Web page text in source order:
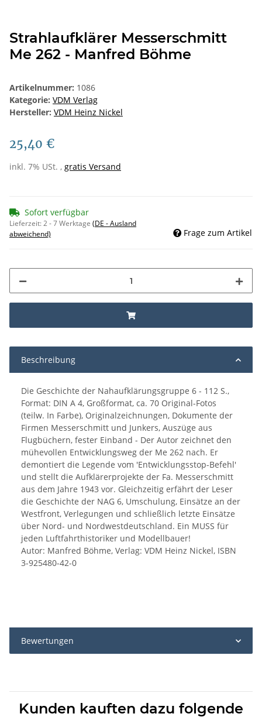
Strahlaufklärer Messerschmitt
Me 262 - Manfred Böhme
Artikelnummer: 1086
Kategorie: VDM Verlag
Hersteller: VDM Heinz Nickel
25,40 €
inkl. 7% USt. , gratis Versand
Sofort verfügbar
Lieferzeit:2 - 7 Werktage (DE - Ausland
abweichend)
Frage zum Artikel
Beschreibung
Die Geschichte der Nahaufklärungsgruppe 6 - 112 S.,
Format: DIN A 4, Großformat, ca. 70 Original-Fotos
(teilw. In Farbe), Originalzeichnungen, Dokumente der
Firmen Messerschmitt und Junkers, Auszüge aus
Flugbüchern, fester Einband - Der Autor zeichnet den
mühevollen Entwicklungsweg der Me 262 nach. Er
demontiert die Legende vom 'Entwicklungsstop-Befehl'
und stellt die Aufklärerprojekte der Fa. Messerschmitt
aus dem Jahre 1943 vor. Gleichzeitig erfährt der Leser
die Geschichte der NAG 6, Umschulung, Einsätze an der
Westfront, Verlegungen und schließlich letzte Einsätze
über Nord- und Nordwestdeutschland. Ein MUSS für
jeden Luftfahrthistoriker und Modellbauer!
Autor: Manfred Böhme, Verlag: VDM Heinz Nickel, ISBN
3-925480-42-0
Bewertungen
Kunden kauften dazu folgende